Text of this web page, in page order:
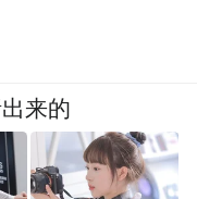
来的